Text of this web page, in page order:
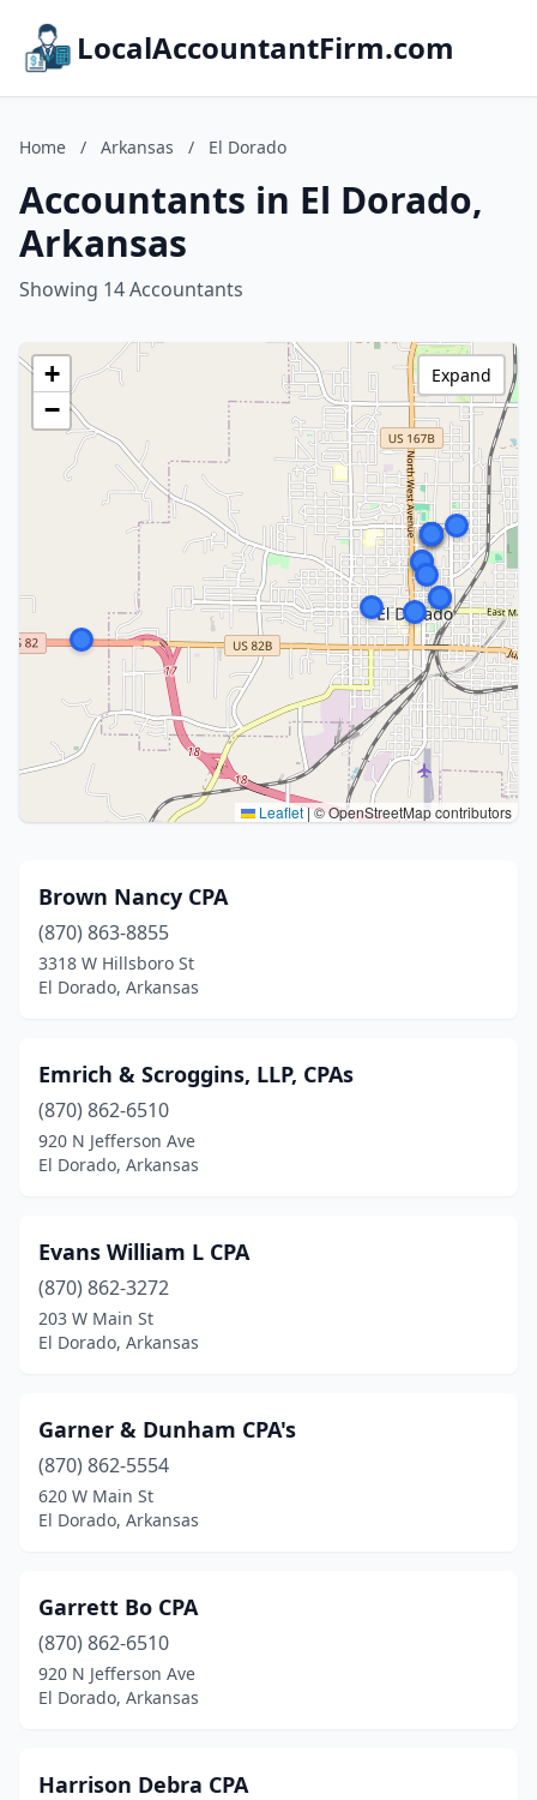
LocalAccountantFirm.com
Home / Arkansas / El Dorado
Accountants in El Dorado,
Arkansas
Showing 14 Accountants
+
−
Leaflet|© OpenStreetMap contributors
Expand
Brown Nancy CPA
(870) 863-8855
3318 W Hillsboro St
El Dorado, Arkansas
Emrich & Scroggins, LLP, CPAs
(870) 862-6510
920 N Jefferson Ave
El Dorado, Arkansas
Evans William L CPA
(870) 862-3272
203 W Main St
El Dorado, Arkansas
Garner & Dunham CPA's
(870) 862-5554
620 W Main St
El Dorado, Arkansas
Garrett Bo CPA
(870) 862-6510
920 N Jefferson Ave
El Dorado, Arkansas
Harrison Debra CPA